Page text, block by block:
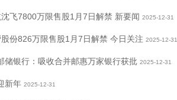
飞7800万限售股1月7日解禁 新要闻 2025-12-31
份826万限售股1月7日解禁 今日关注 2025-12-31
储银行：吸收合并邮惠万家银行获批 2025-12-31
新年 2025-12-31